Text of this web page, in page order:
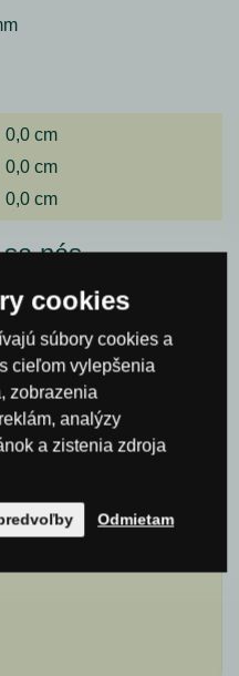
0,0 cm
0,0 cm
0,0 cm
nás
cookies
súbory cookies a
cieľom vylepšenia
zobrazenia
analýzy
a zistenia zdroja
Odmietam